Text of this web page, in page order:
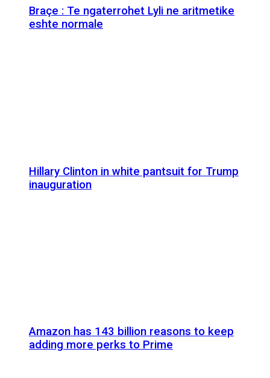
Braçe : Te ngaterrohet Lyli ne aritmetike
eshte normale
Hillary Clinton in white pantsuit for Trump
inauguration
Amazon has 143 billion reasons to keep
adding more perks to Prime